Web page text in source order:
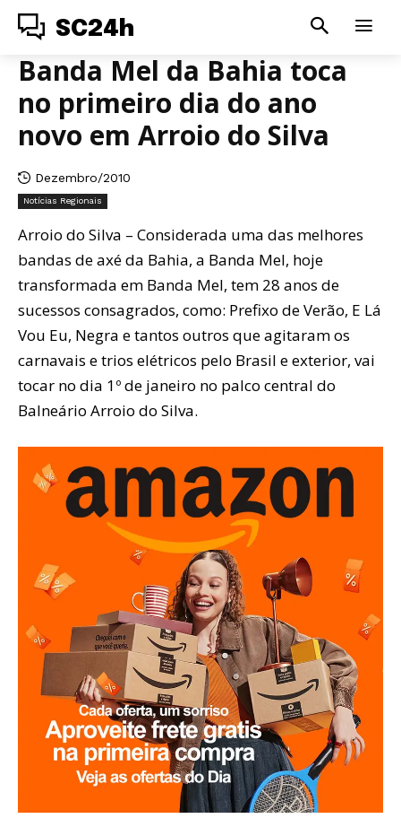
SC24h
Banda Mel da Bahia toca
no primeiro dia do ano
novo em Arroio do Silva
Dezembro/2010
Notícias Regionais
Arroio do Silva – Considerada uma das melhores
bandas de axé da Bahia, a Banda Mel, hoje
transformada em Banda Mel, tem 28 anos de
sucessos consagrados, como: Prefixo de Verão, E Lá
Vou Eu, Negra e tantos outros que agitaram os
carnavais e trios elétricos pelo Brasil e exterior, vai
tocar no dia 1º de janeiro no palco central do
Balneário Arroio do Silva.